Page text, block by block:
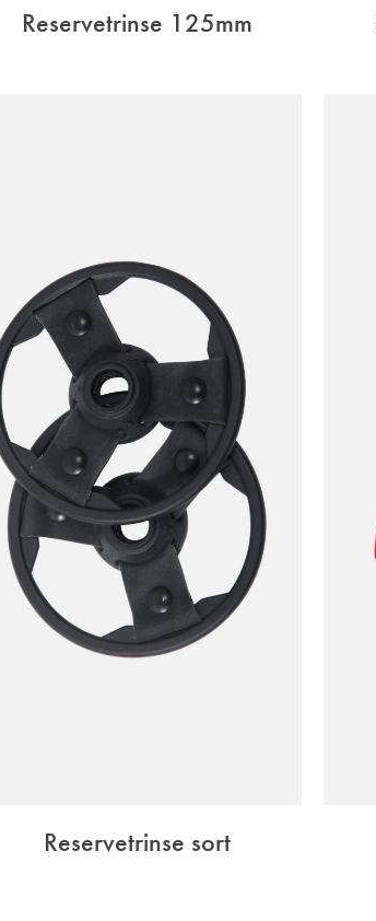
Reservetrinse 125mm
Reservetrinse sort